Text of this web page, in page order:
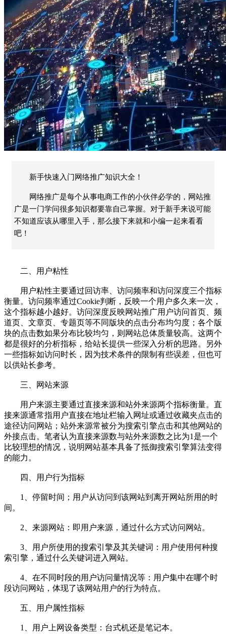
新手快速入门网络推广知识大全！
网络推广是每个从事电商工作的小伙伴必学的，网站推
广是一门学问很多知识都要靠自己掌握。对于新手来说可能
不知道应该从哪里入手，那么接下来就和小编一起来看看
吧！
二、用户粘性
用户粘性主要通过回访率、访问频率和访问深度三个指标
衡量。访问频率通过Cookie判断，反映一个用户多久来一次，
这个指标越小越好。访问深度反映网站推广用户访问首页、频
道页、文章页、专题页等不同版块的点击分布均匀度；各个版
块的点击数如果分布比较均匀，则网站总体质量较高。这两个
都是很好的分析指标，给站长提供一些深入分析的思路。另外
一些指标如访问时长，因为技术条件的限制有些误差，但也可
以供站长参考。
三、网站来源
用户来源主要通过直接来源和站外来源两个指标衡量。直
接来源通常指用户直接在地址栏输入网址或通过收藏夹点击的
途径访问网站；站外来源常被分为搜索引擎点击和其他网站的
外接点击。笔者认为直接来源数与站外来源数之比为1是一个
比较理想的情况，说明网站基本具备了抵御搜索引擎算法变得
的能力。
四、用户行为指标
1、停留时间；用户从访问到该网站到离开网站所用的时
间。
2、来源网站：即用户来源，通过什么方式访问网站。
3、用户所使用的搜索引擎及其关键词：用户使用何种搜
索引擎，通过什么关键词进入网站。
4、在不同时段的用户访问量情况等：用户集中在哪个时
段访问网站，体现了该网站用户的行为特点。
五、用户属性指标
1、用户上网设备类型：台式机还是笔记本。